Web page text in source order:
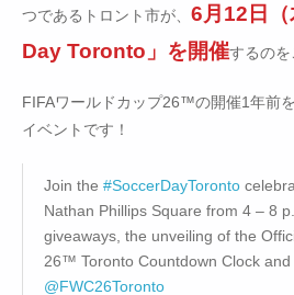
つであるトロント市が、 6月12日
Day Toronto」を開催するのを
FIFAワールドカップ26™の開催1年前
イベントです！
Join the #SoccerDayToronto
Nathan Phillips Square from 4 – 8
giveaways, the unveiling of the
26™ Toronto Countdown Clock and
@FWC26Toronto